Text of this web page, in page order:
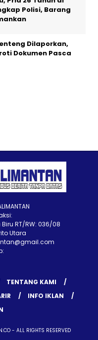
Polisi, Barang
Dilaporkan,
Dokumen Pasca
RT/RW: 036/08
Utara
TENTANG KAMI
INFO IKLAN
- ALL RIGHTS RESERVED